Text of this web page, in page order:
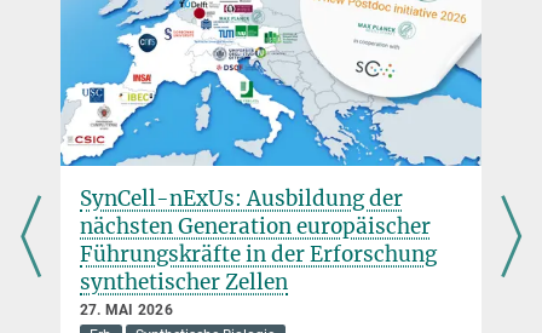
SynCell-nExUs: Ausbildung der
nächsten Generation europäischer
Führungskräfte in der Erforschung
synthetischer Zellen
27. MAI 2026